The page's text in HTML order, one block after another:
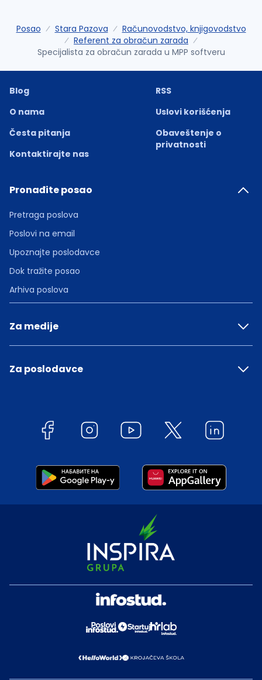
Posao Stara Pazova
Računovodstvo, knjigovodstvo
Referent za obračun zarada
Specijalista za obračun zarada u MPP softveru
Blog
O nama
Česta pitanja
Kontaktirajte nas
RSS
Uslovi korišćenja
Obaveštenje o
privatnosti
Pronađite posao
Pretraga poslova
Poslovi na email
Upoznajte poslodavce
Dok tražite posao
Arhiva poslova
Za medije
Za poslodavce